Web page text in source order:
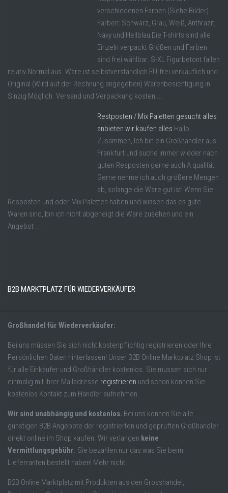
verschiedenen Farben (Siehe Bilder)
Farben: Schwarz, Grau, Weiß, Anthrazit,
Navy und Hellblau Die T-shirts sind alle
Einzeln verpackt Größen und Farben
sind frei wählbar. S-XL Figurbetont fallen
relativ Normal aus. Ware ist selbstverständlich EU-frei verkäuflich und
Original (Wird auf der Rechnung angegeben) Warenbesichtigung in
Sinzig Möglich. Versand und Verpackung kosten ...
Restposten / Mix Paletten gesucht alles
anbieten wir kaufen alles Hallo
Zusammen, Ich bin ein Großhändler aus
Frankfurt und suche immer wieder nach
guten Resposten gerne auch A qualität.
Gerne nehme ich auch größere Mengen
ab, solange die Ware gut ist! Wenn Sie
Resposten und oder Mix Paletten haben und wissen das es gute
Waren sind, bin ich nicht abgeneigt die Ware zusehen und ein
Angebot ...
B2B MARKTPLATZ FÜR WIEDERVERKÄUFER
Großhandel für Wiederverkäufer:
Bei uns müssen Sie sich nicht kostenpflichtig registrieren oder Ihre
Persönlichen Daten hinterlassen! Unser B2B Online Marktplatz Shop ist
für alle Einkäufer und Großhändler kostenlos. Sie müssen sich nur
einmalig mit Ihrer Mailadresse registrieren und schon können Sie
kostenlos Kontakt zum Händler aufnehmen.
Wir sind unabhängig und kostenlos. Bei uns können Sie alle
günstigen B2B Angebote der registrierten und geprüften Großhändler
direkt online im Shop kaufen. Wir verlangen keine
Vermittlungsgebühr. Sie bezahlen nur das was Sie beim
Lieferranten bestellt haben! Mehr nicht.
B2B Online Marktplatz mit Produkten aus den Grosshandel,